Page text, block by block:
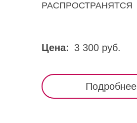
РАСПРОСТРАНЯТСЯ
Цена: 3 300 руб.
Подробнее